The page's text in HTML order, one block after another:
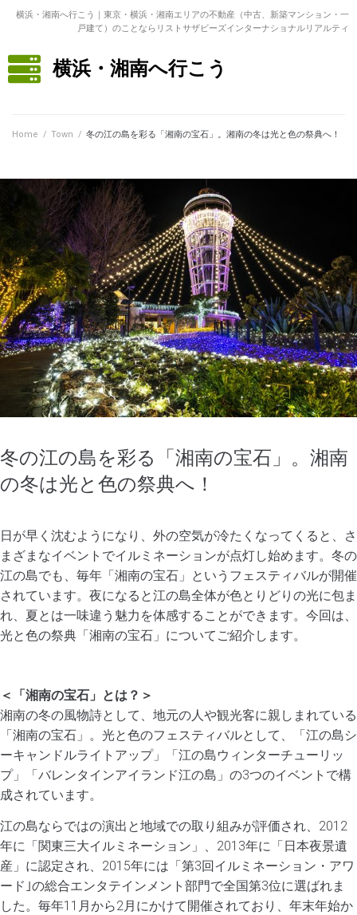
横浜・湘南へ行こう｜東京・横浜・湘南エリアの不動産（中古、新築マンション・一
戸建て）のことならリストサザビーズインターナショナルリアルティ
横浜・湘南へ行こう
Home / Town / 冬の江の島を彩る「湘南の宝石」。湘南の冬は光と色の祭典へ！
冬の江の島を彩る「湘南の宝石」。湘南
の冬は光と色の祭典へ！
日が早く沈むようになり、外の空気が冷たくなってくると、さ
まざまなイベントでイルミネーションが点灯し始めます。冬の
江の島でも、毎年「湘南の宝石」というフェスティバルが開催
されています。夜になると江の島全体が色とりどりの光に包ま
れ、夏とは一味違う魅力を体感することができます。今回は、
光と色の祭典「湘南の宝石」についてご紹介します。
＜「湘南の宝石」とは？＞
湘南の冬の風物詩として、地元の人や観光客に親しまれている
「湘南の宝石」。光と色のフェスティバルとして、「江の島シ
ーキャンドルライトアップ」「江の島ウィンターチューリッ
プ」「バレンタインアイランド江の島」の3つのイベントで構
成されています。
江の島ならではの演出と地域での取り組みが評価され、2012
年に「関東三大イルミネーション」、2013年に「日本夜景遺
産」に認定され、2015年には「第3回イルミネーション・アワ
ード｣の総合エンタテインメント部門で全国第3位に選ばれま
した。毎年11月から2月にかけて開催されており、年末年始か